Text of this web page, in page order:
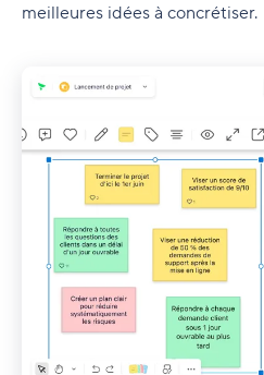
meilleures idées à concrétiser.